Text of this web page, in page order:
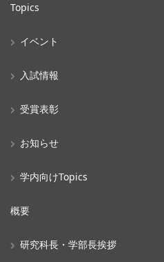
Topics
イベント
入試情報
受賞表彰
お知らせ
学内向けTopics
概要
研究科長・学部長挨拶